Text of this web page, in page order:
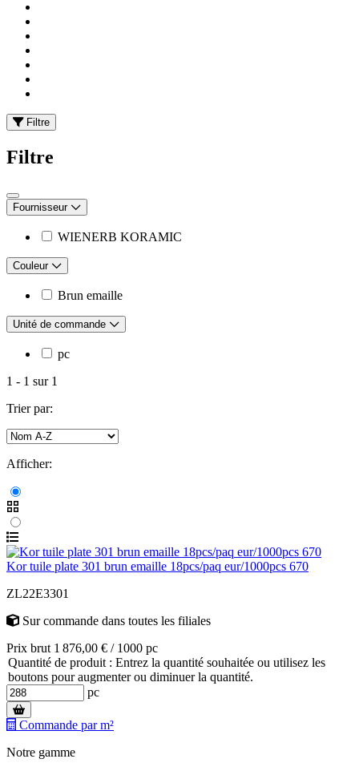
Filtre
Filtre
Fournisseur
WIENERB KORAMIC
Couleur
Brun emaille
Unité de commande
pc
1 - 1 sur1
Trier par:
Afficher:
Kor tuile plate 301 brun emaille 18pcs/paq eur/1000pcs 670
ZL22E3301
Sur commande dans toutes les filiales
Prix brut 1 876,00 € / 1000 pc
Quantité de produit : Entrez la quantité souhaitée ou utilisez les
boutons pour augmenter ou diminuer la quantité.
pc
Commande par m²
Notre gamme